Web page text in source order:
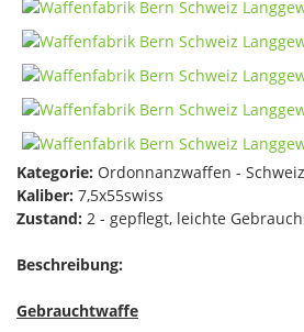
Kategorie: Ordonnanzwaffen - Schweiz
Kaliber: 7,5x55swiss
Zustand: 2 - gepflegt, leichte
Beschreibung:
Gebrauchtwaffe